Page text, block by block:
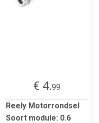
€ 4.99
Reely Motorrondsel
Soort module: 0.6